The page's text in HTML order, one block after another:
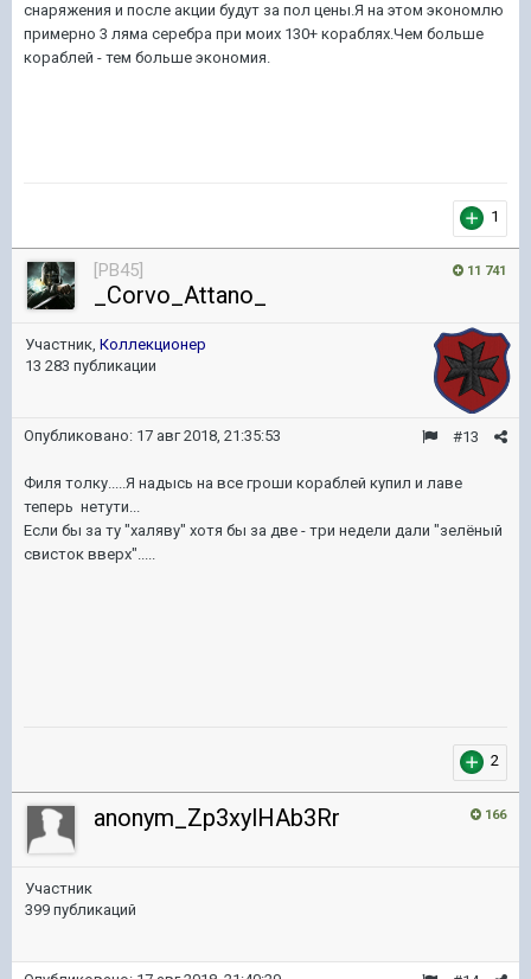
снаряжения и после акции будут за пол цены.Я на этом экономлю
примерно 3 ляма серебра при моих 130+ кораблях.Чем больше
кораблей - тем больше экономия.
1
11 741
[PB45]
_Corvo_Attano_
Участник, Коллекционер
13 283 публикации
#13
Опубликовано: 17 авг 2018, 21:35:53
Филя толку.....Я надысь на все гроши кораблей купил и лаве
теперь нетути...
Если бы за ту "халяву" хотя бы за две - три недели дали "зелёный
свисток вверх".....
2
166
anonym_Zp3xylHAb3Rr
Участник
399 публикаций